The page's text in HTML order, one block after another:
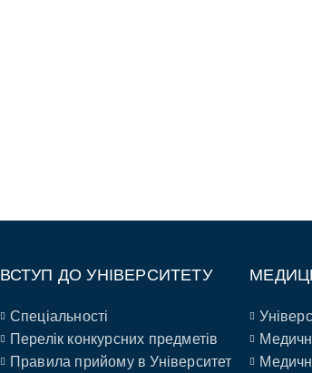
ВСТУП ДО УНІВЕРСИТЕТУ
Спеціальності
Перелік конкурсних предметів
Правила прийому в Університет